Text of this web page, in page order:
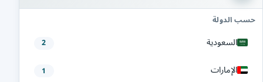
حسب الدولة
السعودية 2
الإمارات 1